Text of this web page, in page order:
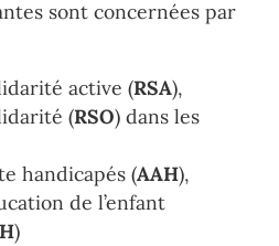
sont concernées par
active (RSA),
(RSO) dans les
handicapés (AAH),
de l’enfant
)